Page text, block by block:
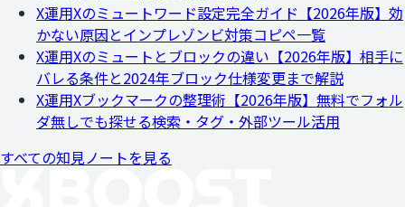
X運用Xのミュートワード設定完全ガイド【2026年版】効
かない原因とインプレゾンビ対策コピペ一覧
X運用Xのミュートとブロックの違い【2026年版】相手に
バレる条件と2024年ブロック仕様変更まで解説
X運用Xブックマークの整理術【2026年版】無料でフォル
ダ無しでも探せる検索・タグ・外部ツール活用
すべての知見ノートを見る